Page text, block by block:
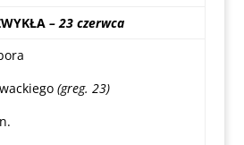
– 23 czerwca
(greg. 23)